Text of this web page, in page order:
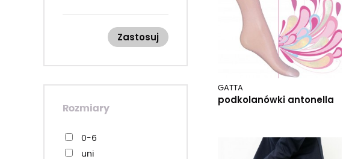
Zastosuj
Rozmiary
0-6
uni
GATTA
podkolanówki antonella